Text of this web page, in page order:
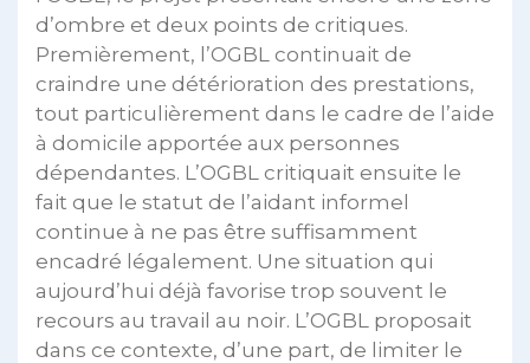
d’ombre et deux points de critiques.
Premièrement, l’OGBL continuait de
craindre une détérioration des prestations,
tout particulièrement dans le cadre de l’aide
à domicile apportée aux personnes
dépendantes. L’OGBL critiquait ensuite le
fait que le statut de l’aidant informel
continue à ne pas être suffisamment
encadré légalement. Une situation qui
aujourd’hui déjà favorise trop souvent le
recours au travail au noir. L’OGBL proposait
dans ce contexte, d’une part, de limiter le